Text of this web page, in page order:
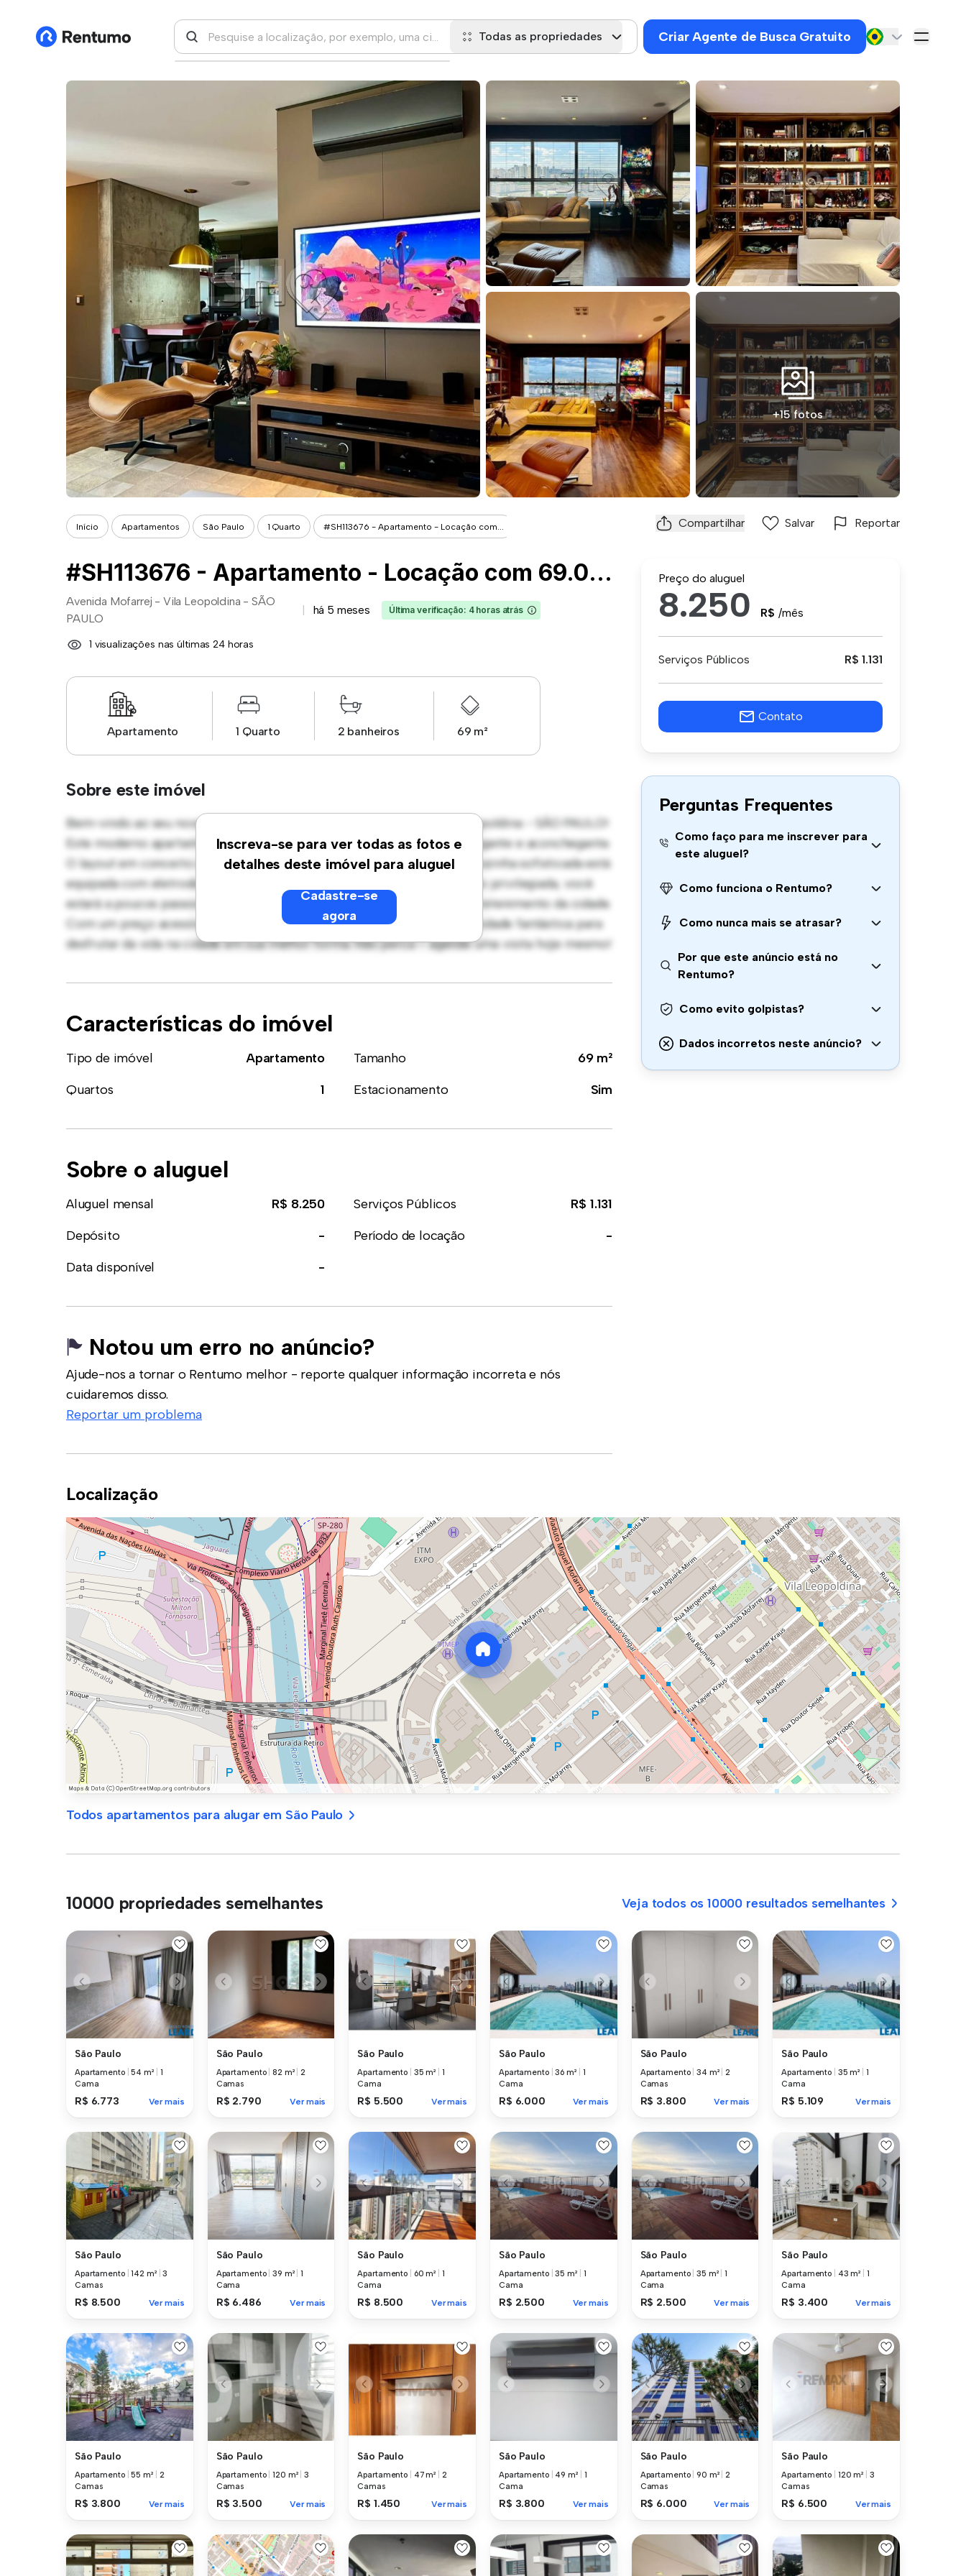
Todas as propriedades Criar Agente de Busca Gratuito
+15 fotos
Início Apartamentos São Paulo 1 Quarto #SH113676 - Apartamento - Locação com... Compartilhar Salvar Reportar
#SH113676 - Apartamento - Locação com 69.00 m² , 1 Quarto(s), por R$ 8.250
Avenida Mofarrej - Vila Leopoldina - SÃO
PAULO
há 5 meses Última verificação: 4 horas atrás
1 visualizações nas últimas 24 horas
Apartamento 1 Quarto 2 banheiros 69 m²
Sobre este imóvel
Inscreva-se para ver todas as fotos e
detalhes deste imóvel para aluguel
Cadastre-se
agora
Bem-vindo ao seu novo refúgio urbano em Avenida Mofarrej - Vila Leopoldina - SÃO PAULO!
Este moderno apartamento de 1 quartos oferece um espaço de vida elegante e aconchegante.
O layout em conceito aberto é perfeito para receber convidados, e a cozinha sofisticada está
equipada com eletrodomésticos de última geração. Com sua localização privilegiada, você
estará a poucos passos dos melhores restaurantes, lojas e locais de entretenimento da cidade.
Com um preço acessível de R$ 8.250, este apartamento é uma oportunidade fantástica para
desfrutar da vida na cidade em sua melhor forma. Não perca – agende uma visita hoje mesmo!
Características do imóvel
Tipo de imóvel Apartamento Tamanho
69 m²
Quartos
1 Estacionamento Sim
Sobre o aluguel
Aluguel mensal R$ 8.250 Serviços Públicos
R$ 1.131
Depósito
- Período de locação
-
Data disponível
-
Notou um erro no anúncio?
Ajude-nos a tornar o Rentumo melhor - reporte qualquer informação incorreta e nós
cuidaremos disso.
Reportar um problema
Preço do aluguel
8.250 R$ /mês
Serviços Públicos R$ 1.131
Contato
Perguntas Frequentes
Como faço para me inscrever para
este aluguel?
Como funciona o Rentumo?
Como nunca mais se atrasar?
Por que este anúncio está no
Rentumo?
Como evito golpistas?
Dados incorretos neste anúncio?
Localização
Todos apartamentos para alugar em São Paulo
10000 propriedades semelhantes Veja todos os 10000 resultados semelhantes
São Paulo
Apartamento |54 m²
1
Cama
R$ 6.773 Ver mais
São Paulo
Apartamento |82 m² |2
Camas
R$ 2.790 Ver mais
São Paulo
Apartamento 35 m²
1
Cama
R$ 5.500 Ver mais
São Paulo
Apartamento |36 m²
1
Cama
R$ 6.000 Ver mais
São Paulo
Apartamento |34 m² |2
Camas
R$ 3.800 Ver mais
São Paulo
Apartamento 35 m²
1
Cama
R$ 5.109 Ver mais
São Paulo
Apartamento |142 m² |3
Camas
R$ 8.500 Ver mais
São Paulo
Apartamento |39 m² |1
Cama
R$ 6.486 Ver mais
São Paulo
Apartamento 60 m²
1
Cama
R$ 8.500 Ver mais
São Paulo
Apartamento |35 m²
1
Cama
R$ 2.500 Ver mais
São Paulo
Apartamento |35 m² |1
Cama
R$ 2.500 Ver mais
São Paulo
Apartamento 43 m²
1
Cama
R$ 3.400 Ver mais
São Paulo
Apartamento |55 m²
2
Camas
R$ 3.800 Ver mais
São Paulo
Apartamento |120 m² |3
Camas
R$ 3.500 Ver mais
São Paulo
Apartamento 47 m²
2
Camas
R$ 1.450 Ver mais
São Paulo
Apartamento 49 m²
1
Cama
R$ 3.800 Ver mais
São Paulo
Apartamento |90 m² |2
Camas
R$ 6.000 Ver mais
São Paulo
Apartamento 120 m²
3
Camas
R$ 6.500 Ver mais